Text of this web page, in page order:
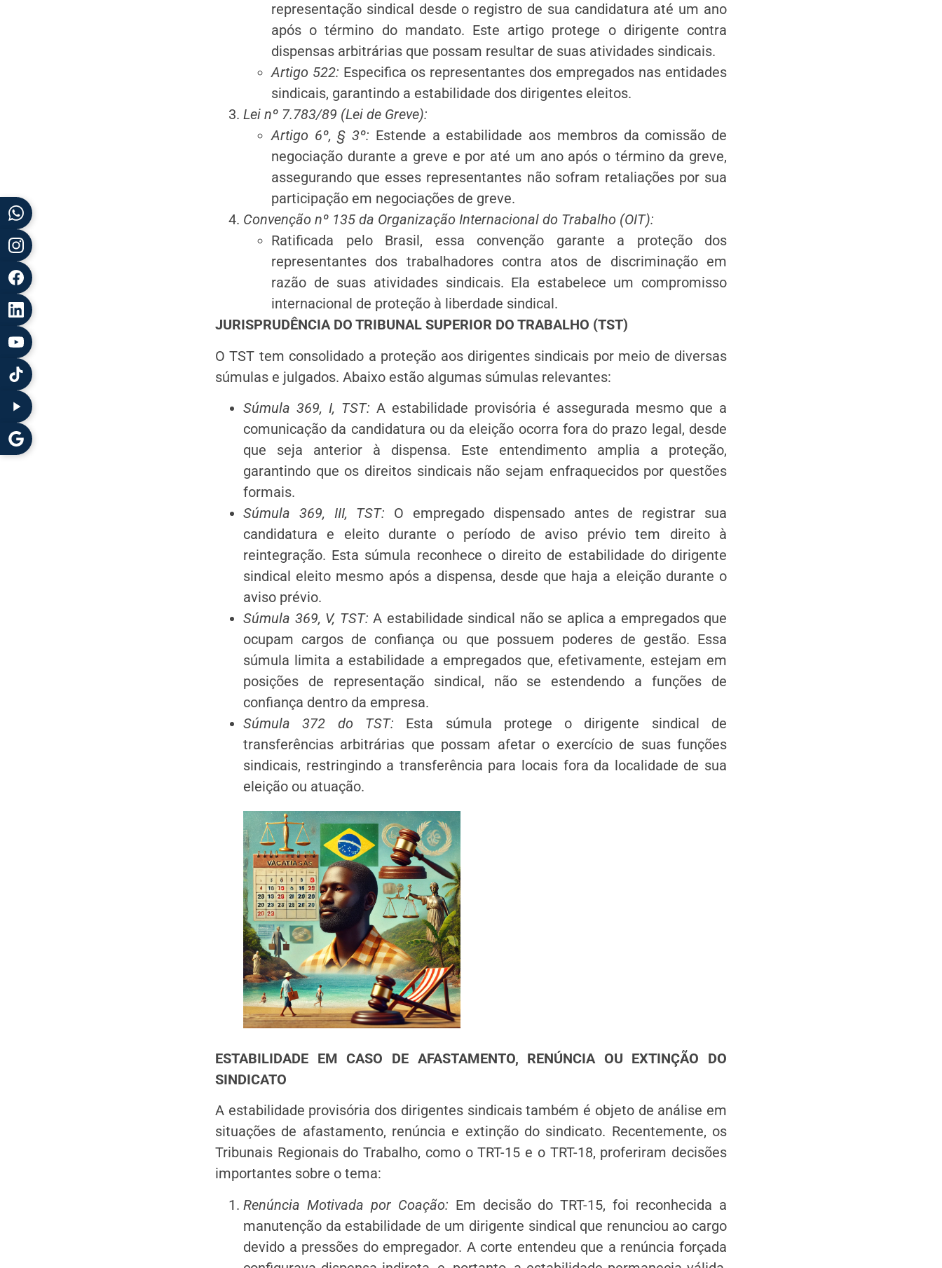
representação sindical desde o registro de sua candidatura até um ano
após o término do mandato. Este artigo protege o dirigente contra
dispensas arbitrárias que possam resultar de suas atividades sindicais.
Artigo 522: Especifica os representantes dos empregados nas entidades
sindicais, garantindo a estabilidade dos dirigentes eleitos.
Lei nº 7.783/89 (Lei de Greve):
Artigo 6º, § 3º: Estende a estabilidade aos membros da comissão de
negociação durante a greve e por até um ano após o término da greve,
assegurando que esses representantes não sofram retaliações por sua
participação em negociações de greve.
Convenção nº 135 da Organização Internacional do Trabalho (OIT):
Ratificada pelo Brasil, essa convenção garante a proteção dos
representantes dos trabalhadores contra atos de discriminação em
razão de suas atividades sindicais. Ela estabelece um compromisso
internacional de proteção à liberdade sindical.
JURISPRUDÊNCIA DO TRIBUNAL SUPERIOR DO TRABALHO (TST)
O TST tem consolidado a proteção aos dirigentes sindicais por meio de diversas
súmulas e julgados. Abaixo estão algumas súmulas relevantes:
Súmula 369, I, TST: A estabilidade provisória é assegurada mesmo que a
comunicação da candidatura ou da eleição ocorra fora do prazo legal, desde
que seja anterior à dispensa. Este entendimento amplia a proteção,
garantindo que os direitos sindicais não sejam enfraquecidos por questões
formais.
Súmula 369, III, TST: O empregado dispensado antes de registrar sua
candidatura e eleito durante o período de aviso prévio tem direito à
reintegração. Esta súmula reconhece o direito de estabilidade do dirigente
sindical eleito mesmo após a dispensa, desde que haja a eleição durante o
aviso prévio.
Súmula 369, V, TST: A estabilidade sindical não se aplica a empregados que
ocupam cargos de confiança ou que possuem poderes de gestão. Essa
súmula limita a estabilidade a empregados que, efetivamente, estejam em
posições de representação sindical, não se estendendo a funções de
confiança dentro da empresa.
Súmula 372 do TST: Esta súmula protege o dirigente sindical de
transferências arbitrárias que possam afetar o exercício de suas funções
sindicais, restringindo a transferência para locais fora da localidade de sua
eleição ou atuação.
ESTABILIDADE EM CASO DE AFASTAMENTO, RENÚNCIA OU EXTINÇÃO DO
SINDICATO
A estabilidade provisória dos dirigentes sindicais também é objeto de análise em
situações de afastamento, renúncia e extinção do sindicato. Recentemente, os
Tribunais Regionais do Trabalho, como o TRT-15 e o TRT-18, proferiram decisões
importantes sobre o tema:
Renúncia Motivada por Coação: Em decisão do TRT-15, foi reconhecida a
manutenção da estabilidade de um dirigente sindical que renunciou ao cargo
devido a pressões do empregador. A corte entendeu que a renúncia forçada